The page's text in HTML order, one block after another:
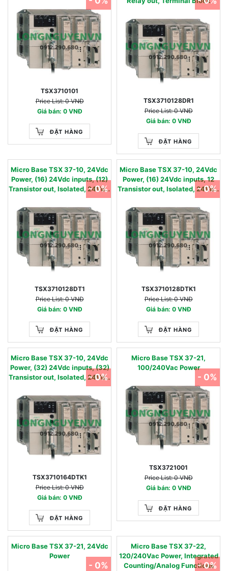
TSX3710101
Price List: 0 VNĐ
Giá bán: 0 VNĐ
ĐẶT HÀNG
TSX3710128DR1
Price List: 0 VNĐ
Giá bán: 0 VNĐ
ĐẶT HÀNG
Micro Base TSX 37-10, 24Vdc
Power, (16) 24Vdc inputs, (12)
Transistor out, Isolated, 24Vdc,
0.5A, Terminal Block
TSX3710128DT1
Price List: 0 VNĐ
Giá bán: 0 VNĐ
ĐẶT HÀNG
- 0%
Micro Base TSX 37-10, 24Vdc
Power, (16) 24Vdc inputs, 12
Transistor out, Isolated, 24Vdc,
0.5A, (2) HE10 Connectors.
TSX3710128DTK1
Price List: 0 VNĐ
Giá bán: 0 VNĐ
ĐẶT HÀNG
- 0%
Micro Base TSX 37-10, 24Vdc
Power, (32) 24Vdc inputs, (32)
Transistor out, Isolated, 24Vdc,
0.1A, (4) HE10 Connectors.
TSX3710164DTK1
Price List: 0 VNĐ
Giá bán: 0 VNĐ
ĐẶT HÀNG
- 0%
Micro Base TSX 37-21,
100/240Vac Power
TSX3721001
Price List: 0 VNĐ
Giá bán: 0 VNĐ
ĐẶT HÀNG
- 0%
Micro Base TSX 37-21, 24Vdc
Power
- 0%
Micro Base TSX 37-22,
120/240Vac Power, Integrated
Counting/Analog Functions
- 0%